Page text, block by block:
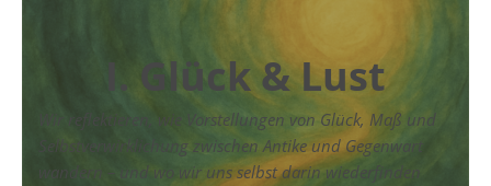
I. Glück & Lust
Wir reflektieren, wie Vorstellungen von Glück, Maß und
Selbstverwirklichung zwischen Antike und Gegenwart
wandern – und wo wir uns selbst darin wiederfinden